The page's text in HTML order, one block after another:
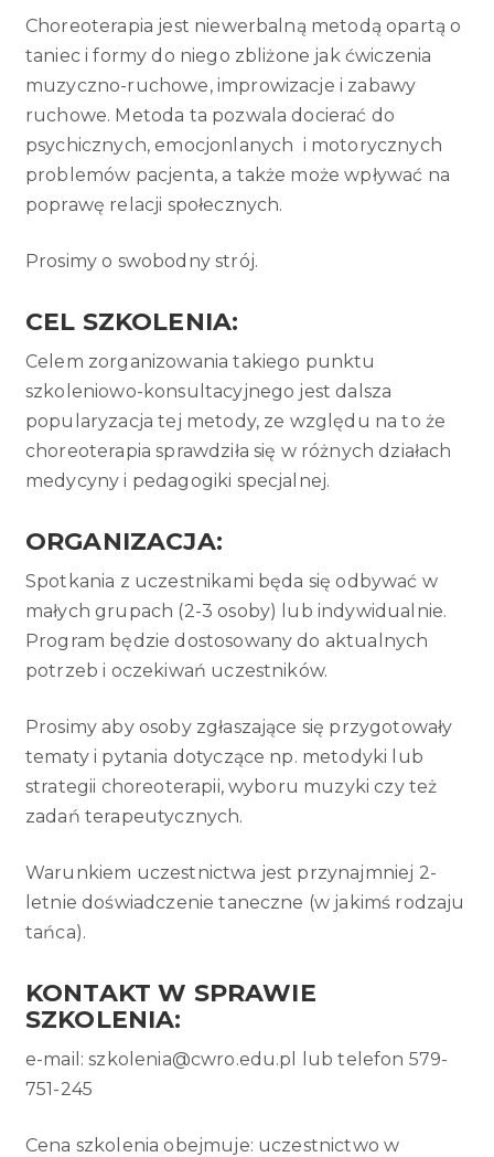
Choreoterapia jest niewerbalną metodą opartą o
taniec i formy do niego zbliżone jak ćwiczenia
muzyczno-ruchowe, improwizacje i zabawy
ruchowe. Metoda ta pozwala docierać do
psychicznych, emocjonlanych i motorycznych
problemów pacjenta, a także może wpływać na
poprawę relacji społecznych.
Prosimy o swobodny strój.
CEL SZKOLENIA:
Celem zorganizowania takiego punktu
szkoleniowo-konsultacyjnego jest dalsza
popularyzacja tej metody, ze względu na to że
choreoterapia sprawdziła się w różnych działach
medycyny i pedagogiki specjalnej.
ORGANIZACJA:
Spotkania z uczestnikami będa się odbywać w
małych grupach (2-3 osoby) lub indywidualnie.
Program będzie dostosowany do aktualnych
potrzeb i oczekiwań uczestników.
Prosimy aby osoby zgłaszające się przygotowały
tematy i pytania dotyczące np. metodyki lub
strategii choreoterapii, wyboru muzyki czy też
zadań terapeutycznych.
Warunkiem uczestnictwa jest przynajmniej 2-
letnie doświadczenie taneczne (w jakimś rodzaju
tańca).
KONTAKT W SPRAWIE
SZKOLENIA:
e-mail: szkolenia@cwro.edu.pl lub telefon 579-
751-245
Cena szkolenia obejmuje: uczestnictwo w